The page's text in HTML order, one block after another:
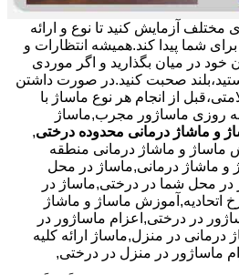
مختلف آزمایش کنید تا نوع و ارائه
شما پیدا کند.همیشه انتظارات و
خود در میان بگذارید و اگر موردی
صحبت کنید.در صورت داشتن
از انجام هر نوع ماساژ با
روزی ماساژور مجرب,ماساژ
و ماشاژ درمانی محدوده درختی,
ماساژ و ماشاژ درمانی منطقه
ماشاژ درمانی,ماساژ در محل
در محل شما در درختی,ماساژ در
اتحادیه,آموزش ماساژ و ماشاژ
در درختی,اعزام ماساژور در
در منزل,ماساژ ارائه کلیه
ماساژور در منزل در درختی,